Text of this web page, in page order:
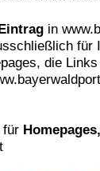
in
die
für